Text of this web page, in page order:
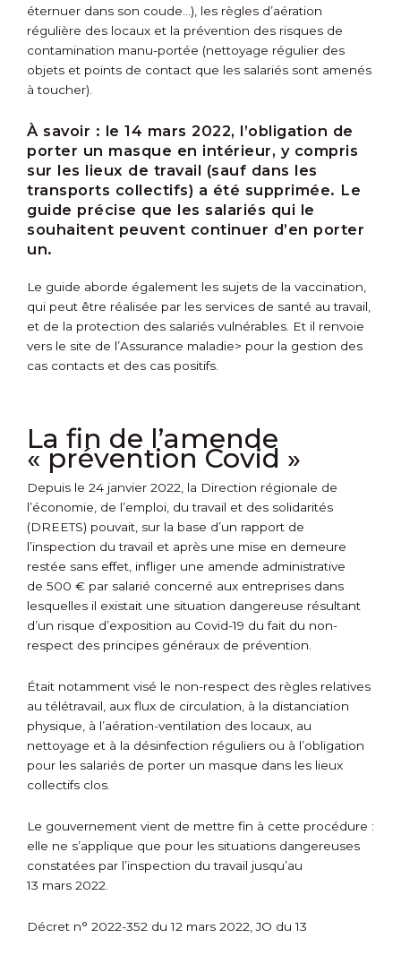
éternuer dans son coude…), les règles d’aération
régulière des locaux et la prévention des risques de
contamination manu-portée (nettoyage régulier des
objets et points de contact que les salariés sont amenés
à toucher).
À savoir : le 14 mars 2022, l’obligation de
porter un masque en intérieur, y compris
sur les lieux de travail (sauf dans les
transports collectifs) a été supprimée. Le
guide précise que les salariés qui le
souhaitent peuvent continuer d’en porter
un.
Le guide aborde également les sujets de la vaccination,
qui peut être réalisée par les services de santé au travail,
et de la protection des salariés vulnérables. Et il renvoie
vers le site de l’Assurance maladie> pour la gestion des
cas contacts et des cas positifs.
La fin de l’amende
« prévention Covid »
Depuis le 24 janvier 2022, la Direction régionale de
l’économie, de l’emploi, du travail et des solidarités
(DREETS) pouvait, sur la base d’un rapport de
l’inspection du travail et après une mise en demeure
restée sans effet, infliger une amende administrative
de 500 € par salarié concerné aux entreprises dans
lesquelles il existait une situation dangereuse résultant
d’un risque d’exposition au Covid-19 du fait du non-
respect des principes généraux de prévention.
Était notamment visé le non-respect des règles relatives
au télétravail, aux flux de circulation, à la distanciation
physique, à l’aération-ventilation des locaux, au
nettoyage et à la désinfection réguliers ou à l’obligation
pour les salariés de porter un masque dans les lieux
collectifs clos.
Le gouvernement vient de mettre fin à cette procédure :
elle ne s’applique que pour les situations dangereuses
constatées par l’inspection du travail jusqu’au
13 mars 2022.
Décret n° 2022-352 du 12 mars 2022, JO du 13